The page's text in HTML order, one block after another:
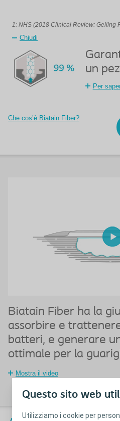
Questo sito web
Utilizziamo i cookie per
1: NHS (2018 Clinical Review: Gelling
Chiudi
un
Per
Che cos’è Biatain Fiber?
Biatain Fiber ha la
assorbire e
batteri, e generare
ottimale per la
Mostra il video